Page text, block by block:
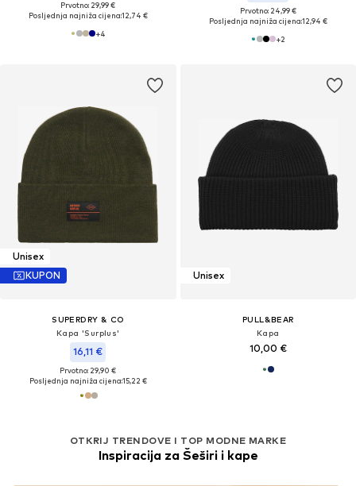
Prvotno: 29,99 €
Posljednja najniža cijena:12,74 €
+4
Prvotno: 24,99 €
Posljednja najniža cijena:12,94 €
+2
Unisex
KUPON
SUPERDRY & CO
Kapa 'Surplus'
16,11 €
Prvotno: 29,90 €
Posljednja najniža cijena:15,22 €
Unisex
PULL&BEAR
Kapa
10,00 €
OTKRIJ TRENDOVE I TOP MODNE MARKE
Inspiracija za Šeširi i kape